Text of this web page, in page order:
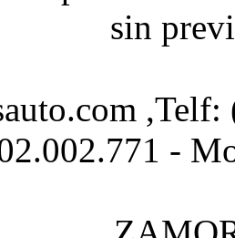
sin
-